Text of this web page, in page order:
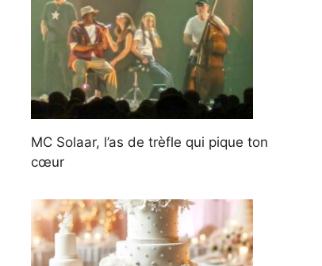
MC Solaar, l’as de trèfle qui pique ton
cœur